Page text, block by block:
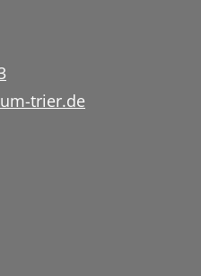
trier.de